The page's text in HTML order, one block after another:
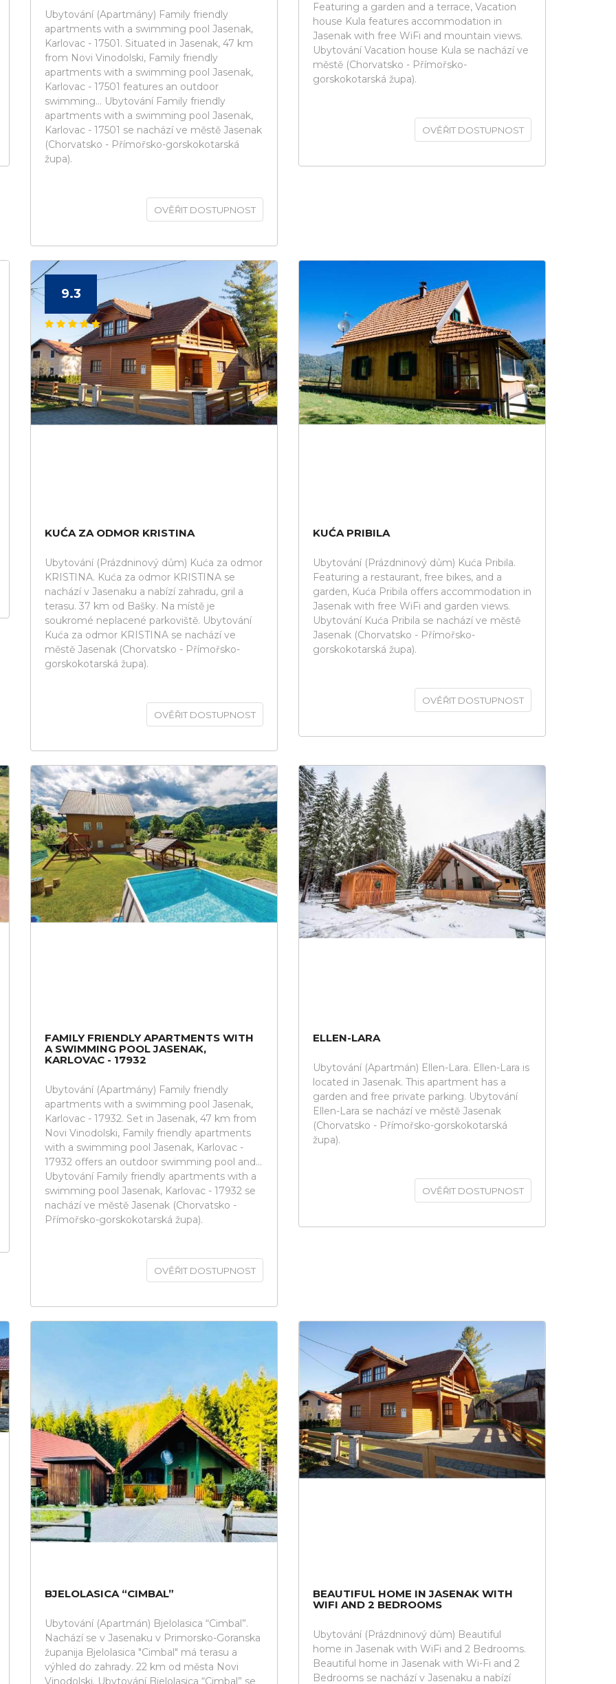
Ubytování (Apartmány) Family friendly
apartments with a swimming pool Jasenak,
Karlovac - 17501. Situated in Jasenak, 47 km
from Novi Vinodolski, Family friendly
apartments with a swimming pool Jasenak,
Karlovac - 17501 features an outdoor
swimming... Ubytování Family friendly
apartments with a swimming pool Jasenak,
Karlovac - 17501 se nachází ve městě Jasenak
(Chorvatsko - Přímořsko-gorskokotarská
župa).
OVĚŘIT DOSTUPNOST
Featuring a garden and a terrace, Vacation
house Kula features accommodation in
Jasenak with free WiFi and mountain views.
Ubytování Vacation house Kula se nachází ve
městě (Chorvatsko - Přímořsko-
gorskokotarská župa).
OVĚŘIT DOSTUPNOST
9.3
KUĆA ZA ODMOR KRISTINA
Ubytování (Prázdninový dům) Kuća za odmor
KRISTINA. Kuća za odmor KRISTINA se
nachází v Jasenaku a nabízí zahradu, gril a
terasu. 37 km od Bašky. Na místě je
soukromé neplacené parkoviště. Ubytování
Kuća za odmor KRISTINA se nachází ve
městě Jasenak (Chorvatsko - Přímořsko-
gorskokotarská župa).
OVĚŘIT DOSTUPNOST
KUĆA PRIBILA
Ubytování (Prázdninový dům) Kuća Pribila.
Featuring a restaurant, free bikes, and a
garden, Kuća Pribila offers accommodation in
Jasenak with free WiFi and garden views.
Ubytování Kuća Pribila se nachází ve městě
Jasenak (Chorvatsko - Přímořsko-
gorskokotarská župa).
OVĚŘIT DOSTUPNOST
FAMILY FRIENDLY APARTMENTS WITH
A SWIMMING POOL JASENAK,
KARLOVAC - 17932
Ubytování (Apartmány) Family friendly
apartments with a swimming pool Jasenak,
Karlovac - 17932. Set in Jasenak, 47 km from
Novi Vinodolski, Family friendly apartments
with a swimming pool Jasenak, Karlovac -
17932 offers an outdoor swimming pool and...
Ubytování Family friendly apartments with a
swimming pool Jasenak, Karlovac - 17932 se
nachází ve městě Jasenak (Chorvatsko -
Přímořsko-gorskokotarská župa).
OVĚŘIT DOSTUPNOST
ELLEN-LARA
Ubytování (Apartmán) Ellen-Lara. Ellen-Lara is
located in Jasenak. This apartment has a
garden and free private parking. Ubytování
Ellen-Lara se nachází ve městě Jasenak
(Chorvatsko - Přímořsko-gorskokotarská
župa).
OVĚŘIT DOSTUPNOST
BJELOLASICA “CIMBAL”
Ubytování (Apartmán) Bjelolasica “Cimbal”.
Nachází se v Jasenaku v Primorsko-Goranska
županija Bjelolasica "Cimbal" má terasu a
výhled do zahrady. 22 km od města Novi
Vinodolski. Ubytování Bjelolasica “Cimbal” se
BEAUTIFUL HOME IN JASENAK WITH
WIFI AND 2 BEDROOMS
Ubytování (Prázdninový dům) Beautiful
home in Jasenak with WiFi and 2 Bedrooms.
Beautiful home in Jasenak with Wi-Fi and 2
Bedrooms se nachází v Jasenaku a nabízí